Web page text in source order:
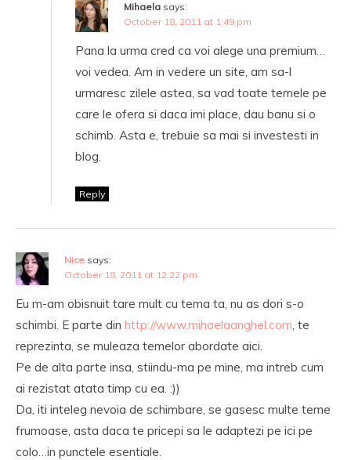
Mihaela says:
October 18, 2011 at 1:49 pm
Pana la urma cred ca voi alege una premium…
voi vedea. Am in vedere un site, am sa-l
urmaresc zilele astea, sa vad toate temele pe
care le ofera si daca imi place, dau banu si o
schimb. Asta e, trebuie sa mai si investesti in
blog.
Reply
Nice says:
October 18, 2011 at 12:22 pm
Eu m-am obisnuit tare mult cu tema ta, nu as dori s-o
schimbi. E parte din http://www.mihaelaanghel.com, te
reprezinta, se muleaza temelor abordate aici.
Pe de alta parte insa, stiindu-ma pe mine, ma intreb cum
ai rezistat atata timp cu ea. :))
Da, iti inteleg nevoia de schimbare, se gasesc multe teme
frumoase, asta daca te pricepi sa le adaptezi pe ici pe
colo…in punctele esentiale.